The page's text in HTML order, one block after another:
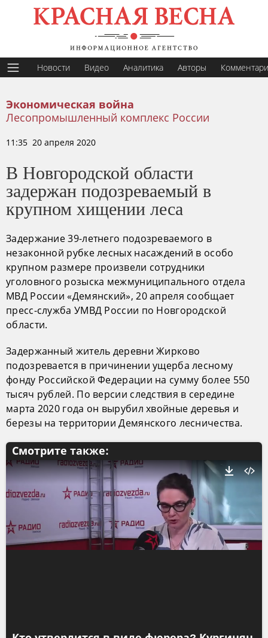
Новости Видео Аналитика Авторы
Экономическая война
Лесопромышленный комплекс России
11:35 20 апреля 2020
В Новгородской области
задержан подозреваемый в
крупном хищении леса
Задержание 39-летнего подозреваемого в
незаконной рубке лесных насаждений в особо
крупном размере произвели сотрудники
уголовного розыска межмуниципального отдела
МВД России «Демянский», 20 апреля сообщает
пресс-служба УМВД России по Новгородской
области.
Задержанный житель деревни Жирково
подозревается в причинении ущерба лесному
фонду Российской Федерации на сумму более 550
тысяч рублей. По версии следствия в середине
марта 2020 года он вырубил хвойные деревья и
березы на территории Демянского лесничества.
Смотрите также: